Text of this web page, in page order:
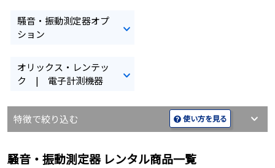
騒音・振動測定器オプ
ション
オリックス・レンテッ
ク | 電子計測機器
使い方を見る
特徴で絞り込む
騒音・振動測定器 レンタル商品一覧